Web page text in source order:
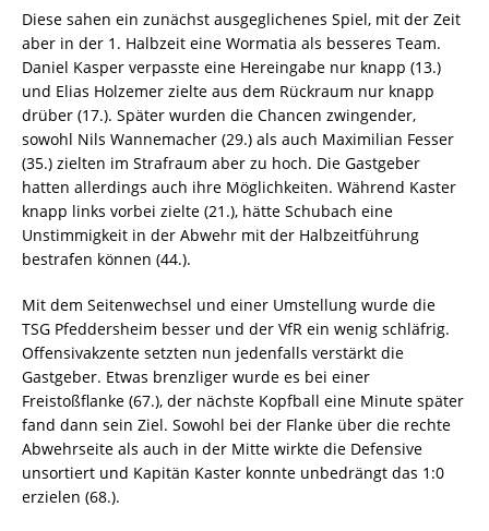
Diese sahen ein zunächst ausgeglichenes Spiel, mit der Zeit
aber in der 1. Halbzeit eine Wormatia als besseres Team.
Daniel Kasper verpasste eine Hereingabe nur knapp (13.)
und Elias Holzemer zielte aus dem Rückraum nur knapp
drüber (17.). Später wurden die Chancen zwingender,
sowohl Nils Wannemacher (29.) als auch Maximilian Fesser
(35.) zielten im Strafraum aber zu hoch. Die Gastgeber
hatten allerdings auch ihre Möglichkeiten. Während Kaster
knapp links vorbei zielte (21.), hätte Schubach eine
Unstimmigkeit in der Abwehr mit der Halbzeitführung
bestrafen können (44.).
Mit dem Seitenwechsel und einer Umstellung wurde die
TSG Pfeddersheim besser und der VfR ein wenig schläfrig.
Offensivakzente setzten nun jedenfalls verstärkt die
Gastgeber. Etwas brenzliger wurde es bei einer
Freistoßflanke (67.), der nächste Kopfball eine Minute später
fand dann sein Ziel. Sowohl bei der Flanke über die rechte
Abwehrseite als auch in der Mitte wirkte die Defensive
unsortiert und Kapitän Kaster konnte unbedrängt das 1:0
erzielen (68.).